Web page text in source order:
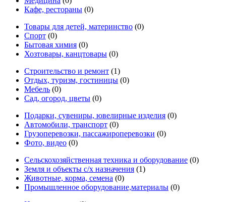
Кафе, рестораны (0)
Товары для детей, материнство (0)
Спорт (0)
Бытовая химия (0)
Хозтовары, канцтовары (0)
Строительство и ремонт (1)
Отдых, туризм, гостиницы (0)
Мебель (0)
Сад, огород, цветы (0)
Подарки, сувениры, ювелирные изделия (0)
Автомобили, транспорт (0)
Грузоперевозки, пассажироперевозки (0)
Фото, видео (0)
Сельскохозяйственная техника и оборудование (0)
Земля и объекты с/х назначения (1)
Животные, корма, семена (0)
Промышленное оборудование,материалы (0)